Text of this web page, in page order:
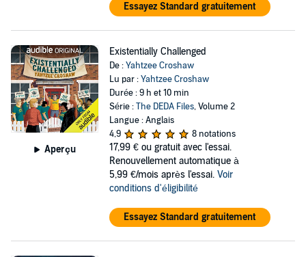
Essayez Standard gratuitement
Aperçu
Existentially Challenged
De :Yahtzee Croshaw
Lu par :Yahtzee Croshaw
Durée : 9 h et 10 min
Série :The DEDA Files, Volume 2
Langue : Anglais
4,9
8 notations
17,99 € ou gratuit avec l'essai.
Renouvellement automatique à
5,99 €/mois après l'essai. Voir
conditions d'éligibilité
Essayez Standard gratuitement